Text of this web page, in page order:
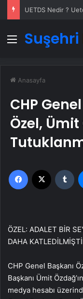
Menü
Anasayfa
CHP
Özel, Ümit
Facebook
ÖZEL: ADALET BİR
DAHA
CHP Genel Başkanı
Başkanı Ümit
medya hesabı